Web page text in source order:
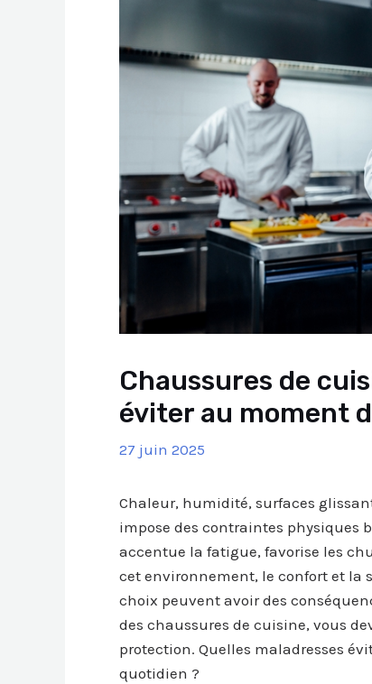
Chaussures de
éviter au moment
27 juin 2025
Chaleur, humidité, surfaces
impose des contraintes physiques
accentue la fatigue, favorise les
cet environnement, le confort et la
choix peuvent avoir des
des chaussures de cuisine, vous
protection. Quelles maladresses
quotidien ?